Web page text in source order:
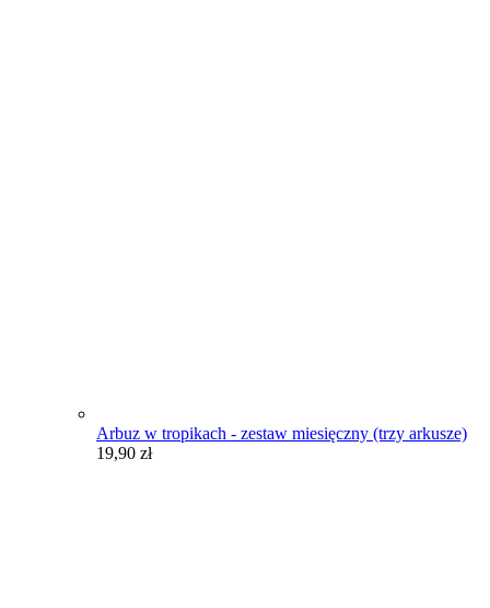
Arbuz w tropikach - zestaw miesięczny (trzy arkusze)
19,90 zł